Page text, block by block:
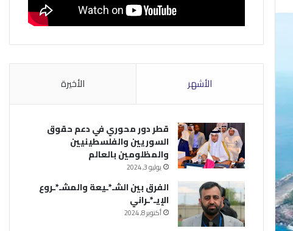
الأشهر الأخيرة
قطر دور محوري في دعم حقوق
السوريين والفلسطينيين
والمظلومين بالعالم
يوليو 3, 2024
الفرق بين الشـ*ـيعة والمشـ*ـروع
الإيـ*ـراني
أكتوبر 8, 2024